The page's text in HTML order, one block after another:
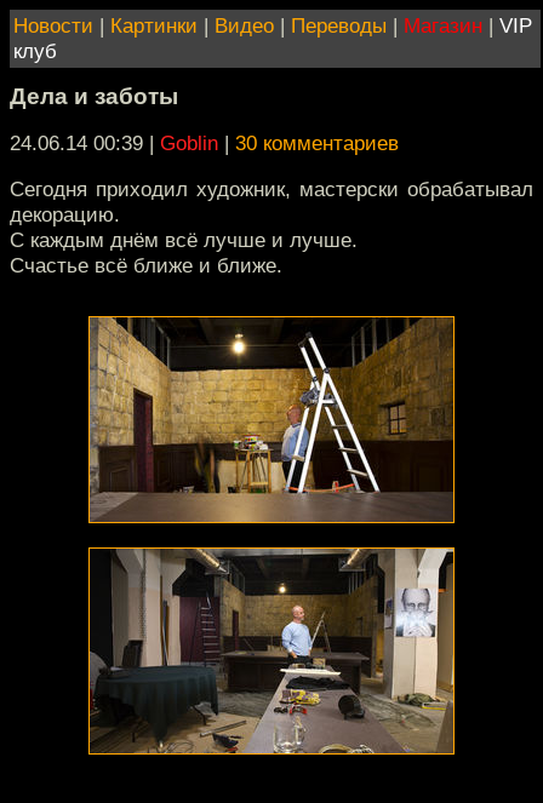
Новости | Картинки | Видео | Переводы | Магазин | VIP
клуб
Дела и заботы
24.06.14 00:39 | Goblin | 30 комментариев
Сегодня приходил художник, мастерски обрабатывал
декорацию.
С каждым днём всё лучше и лучше.
Счастье всё ближе и ближе.